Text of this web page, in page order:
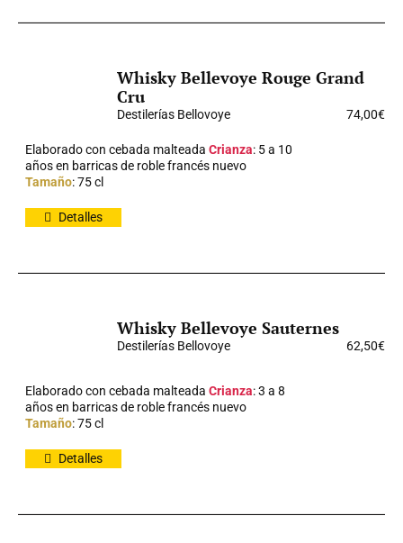
Whisky Bellevoye Rouge Grand
Cru
Destilerías Bellovoye 74,00€
Elaborado con cebada malteadaCrianza: 5 a 10
años en barricas de roble francés nuevo
Tamaño: 75 cl
Detalles
Whisky Bellevoye Sauternes
Destilerías Bellovoye 62,50€
Elaborado con cebada malteadaCrianza: 3 a 8
años en barricas de roble francés nuevo
Tamaño: 75 cl
Detalles